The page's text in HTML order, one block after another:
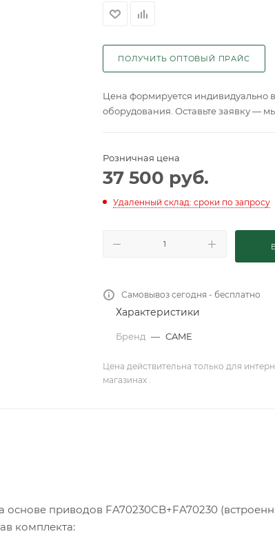
ПОЛУЧИТЬ ОПТОВЫЙ ПРАЙС
Цена формируется индивидуально
оборудования. Оставьте заявку —
Розничная цена
37 500 руб.
Удаленный склад: сроки по запросу
Самовывоз сегодня - бесплатно
Характеристики
Бренд — CAME
Цена действительна только для
магазинах .
приводов FA70230CB+FA70230
комплекта: